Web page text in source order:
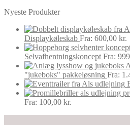
Nyeste Produkter
Displaykøleskab Fra: 600,00 kr.
Selvafhentningskoncept Fra:
"jukeboks" pakkeløsning Fra:
Fra: 100,00 kr.